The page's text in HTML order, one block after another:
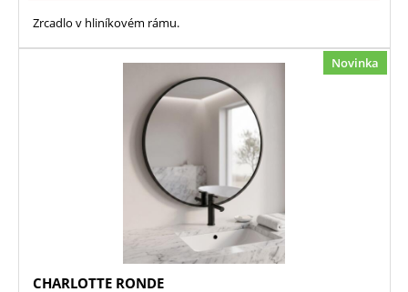
Zrcadlo v hliníkovém rámu.
Novinka
CHARLOTTE RONDE